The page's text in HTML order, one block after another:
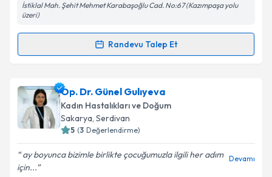
İstiklal Mah. Şehit Mehmet Karabaşoğlu Cad. No:67 (Kazımpaşa yolu
üzeri)
Randevu Talep Et
Randevu Takvimi Talebi
Prof. Dr. Bülent Duraniçin randevu takvimi talebi
oluşturun. Size bu uzmandan randevu almanız için bir
takvim hazırlandığında e-posta ile bilgilendireceğiz.
Op. Dr. Günel Gulıyeva
Kadın Hastalıkları ve Doğum
Sakarya, Serdivan
5 (3 Değerlendirme)
ay boyunca bizimle birlikte çocuğumuzla ilgili her adım
için...
Devamı